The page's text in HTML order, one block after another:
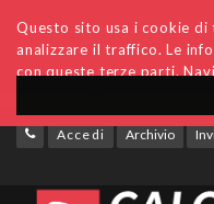
Questo sito usa i cookie
analizzare il traffico. Le
con queste terze parti.
Accedi Archivio